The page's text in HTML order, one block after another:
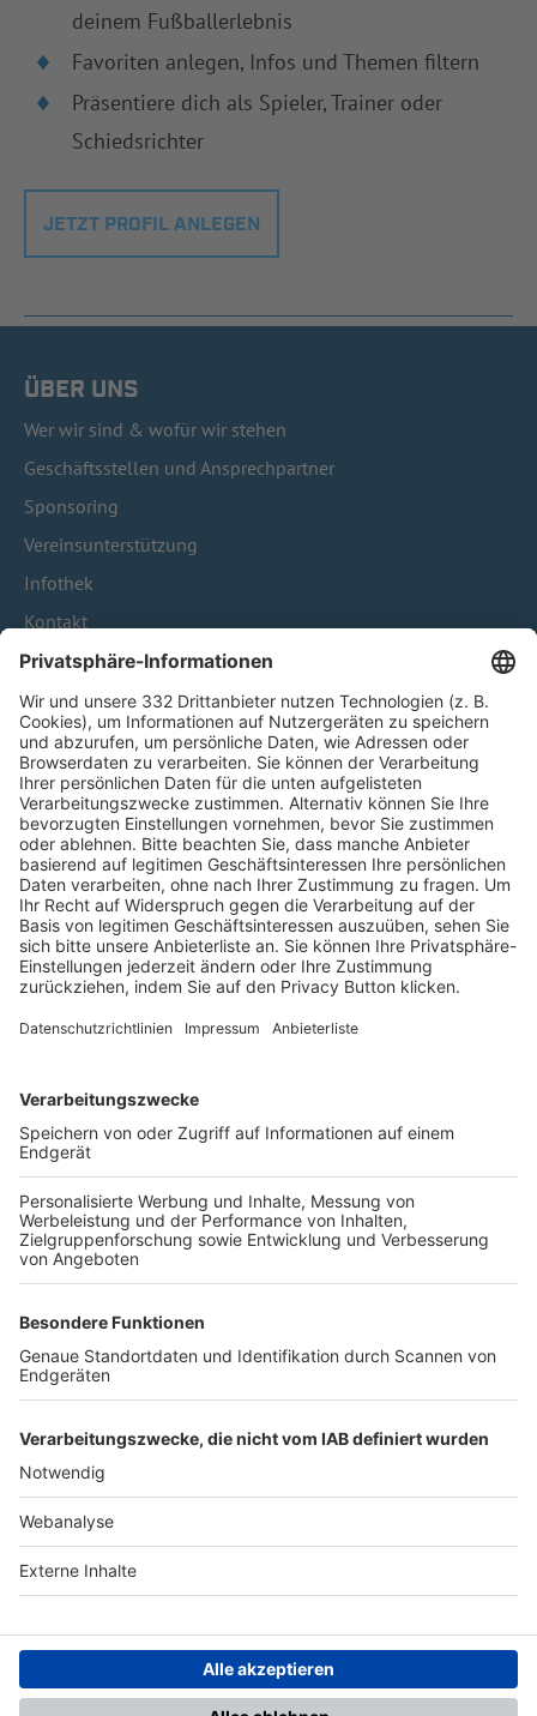
deinem Fußballerlebnis
Favoriten anlegen, Infos und Themen filtern
Präsentiere dich als Spieler, Trainer oder
Schiedsrichter
JETZT PROFIL ANLEGEN
ÜBER UNS
Wer wir sind & wofür wir stehen
Geschäftsstellen und Ansprechpartner
Sponsoring
Vereinsunterstützung
Infothek
Kontakt
HÄUFIG BESUCHTE SEITEN
Pässe und Vereinswechsel
Trainerausbildung
Schulungsangebot Vereinsmitarbeiter
BFV-Geschäftsstellen
Trainerbörse
Login SpielPlus
FOLGE DEM BFV
TOP-VEREINE
TOP-PARTNER
Nutzungsbedingungen Datenschutz Impressum